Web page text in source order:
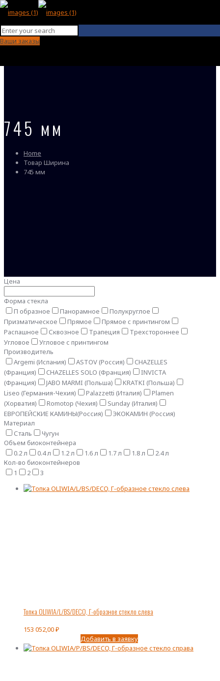
Ваши заказы
745 мм
Home
Товар Ширина
745 мм
Цена
Форма стекла
П образное
Панорамное
Полукруглое
Призматическое
Прямое
Прямое с принтингом
Распашное
Сквозное Трапеция
Трехстороннее
Угловое
Угловое с принтингом
Производитель
Argemi (Испания)
ASTOV (Россия)
CHAZELLES
(Франция)
CHAZELLES SOLO (Франция)
INVICTA
(Франция)
JABO MARMI (Польша)
KRATKI (Польша)
Liseo (Германия-Чехия)
Palazzetti (Италия)
Plamen
(Хорватия)
Romotop (Чехия)
Sunday (Италия)
ЕВРОПЕЙСКИЕ КАМИНЫ(Россия)
ЭКОКАМИН (Россия)
Материал
Сталь
Чугун
Объем биоконтейнера
0.2 л
0.4 л 1.2 л 1.6 л 1.7 л 1.8 л
2.4 л
Кол-во биоконтейнеров
1
2 3
Топка OLIWIA/L/BS/DECO, Г-образное стекло слева
153 052,00₽
Добавить в заявку